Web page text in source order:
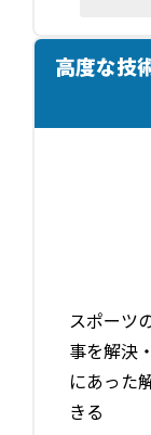
高度な技
スポーツ
事を解決
にあった
きる